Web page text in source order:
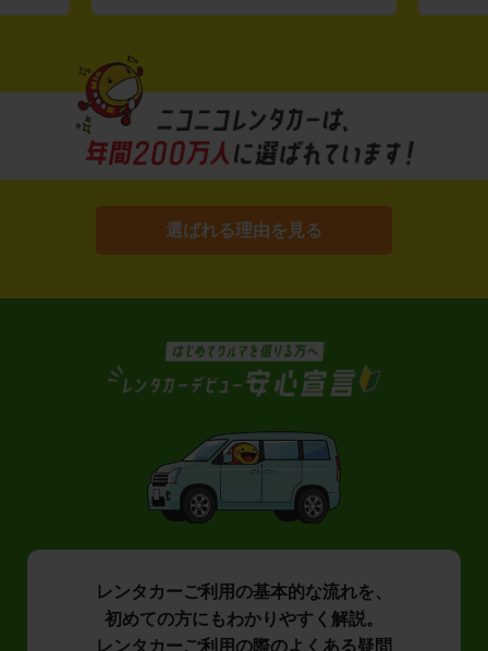
選ばれる理由を見る
レンタカーご利用の基本的な流れを、
初めての方にもわかりやすく解説。
レンタカーご利用の際のよくある疑問